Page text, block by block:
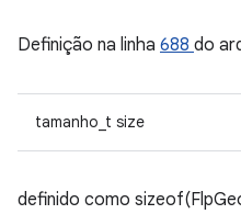
Definição na linha 688 do
tamanho_t size
definido como